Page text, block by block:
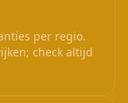
per regio.
check altijd